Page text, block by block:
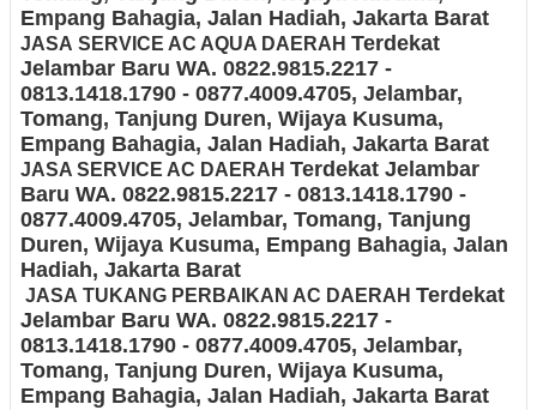
Empang Bahagia, Jalan Hadiah, Jakarta Barat
JASA SERVICE AC AQUA DAERAH Terdekat
Jelambar Baru WA. 0822.9815.2217 -
0813.1418.1790 - 0877.4009.4705, Jelambar,
Tomang, Tanjung Duren, Wijaya Kusuma,
Empang Bahagia, Jalan Hadiah, Jakarta Barat
JASA SERVICE AC DAERAH Terdekat Jelambar
Baru WA. 0822.9815.2217 - 0813.1418.1790 -
0877.4009.4705, Jelambar, Tomang, Tanjung
Duren, Wijaya Kusuma, Empang Bahagia, Jalan
Hadiah, Jakarta Barat
JASA TUKANG PERBAIKAN AC DAERAH Terdekat
Jelambar Baru WA. 0822.9815.2217 -
0813.1418.1790 - 0877.4009.4705, Jelambar,
Tomang, Tanjung Duren, Wijaya Kusuma,
Empang Bahagia, Jalan Hadiah, Jakarta Barat